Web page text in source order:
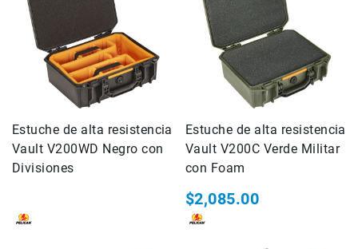
Accesorios
para
micrófonos
Microfonos
inalambricos
Kits
Audífonos
Auriculares
Estuche de alta resistencia
Vault V200WD Negro con
Divisiones
Estuche de alta resistencia
Vault V200C Verde Militar
con Foam
$2,085.00